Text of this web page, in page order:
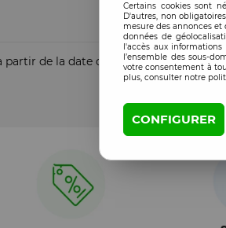
partir de la date de commande
Certains cookies sont
D'autres, non
mesure des annonces
données de
l'accès aux
l’ensemble des sous-
votre consentement à
plus, consulter notre
CONFIGURER